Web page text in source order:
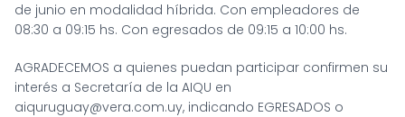
de junio en modalidad híbrida. Con empleadores de
08:30 a 09:15 hs. Con egresados de 09:15 a 10:00 hs.
AGRADECEMOS a quienes puedan participar confirmen su
interés a Secretaría de la AIQU en
aiquruguay@vera.com.uy, indicando EGRESADOS o